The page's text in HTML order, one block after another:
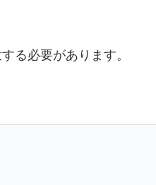
る必要があります。